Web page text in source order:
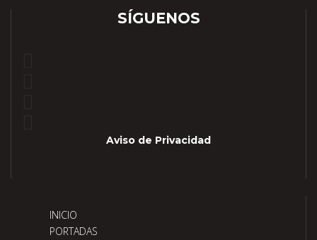
SÍGUENOS
Aviso de Privacidad
INICIO
PORTADAS